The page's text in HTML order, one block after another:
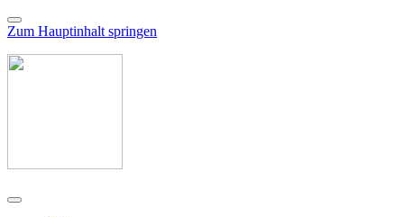
Zum Hauptinhalt springen